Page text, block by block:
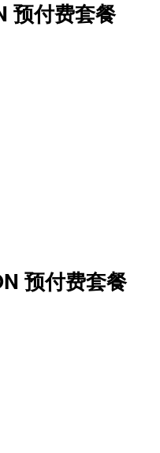
预付费套餐
预付费套餐